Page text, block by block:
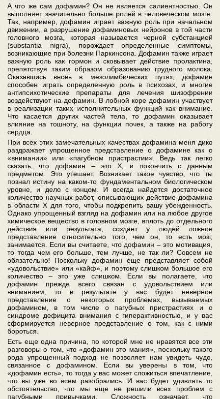
А что же сам дофамин? Он не является салиентностью. Он
выполняет значительно больше ролей в человеческом мозге.
Так, например, дофамин играет важную роль при начальном
движении, а разрушение дофаминовых нейронов в той части
головного мозга, которая называется черной субстанцией
(substantia nigra), порождает определенные симптомы,
возникающие при болезни Паркинсона. Дофамин также играет
важную роль как гормон и сковывает действие пролактина,
препятствуя таким образом образованию грудного молока.
Оказавшись вновь в мезолимбических путях, дофамин
способен играть определенную роль в психозах, и многие
антипсихотические препараты для лечения шизофрении
воздействуют на дофамин. В лобной коре дофамин участвует
в реализации таких исполнительных функций как внимание.
Что касается других частей тела, то дофамин оказывает
влияние на тошноту, на функции почек, а также на работу
сердца.
При всех этих замечательных качествах дофамина меня дико
раздражает упрощенное представление о дофамине как о
«внимании» или «пагубном пристрастии». Ведь так легко
сказать, что дофамин – это X, и покончить с данным
предметом. Это утешает. Возникает такое чувство, что ты
познал истину на каком-то фундаментальном биологическом
уровне, и дело с концом. И всегда найдется достаточное
количество научных работ, описывающих действие дофамина
в области X для того, чтобы подкрепить вашу убежденность.
Однако упрощенный взгляд на дофамин или на любое другое
химическое вещество в головном мозге, вплоть до отдельного
действия или результата, создает у людей ложное
представление относительно того, чем он, то есть мозг,
занимается. Если вы считаете, что дофамин – это мотивация,
то тогда чем его больше, тем лучше, не так ли? Совсем не
обязательно! Поскольку дофамин еще представляет собой
«удовольствие» или «кайф», и поэтому слишком большое его
количество – это уже слишком. Если вы полагаете, что
дофамин прежде всего связан с удовольствием или
вниманием, то в результате у вас будет неверное
представление о некоторых проблемах, вызываемых
дофамином, в том числе о пагубных пристрастиях и о
синдроме дефицита внимания с гиперактивностью, и у вас
сформируется неверное представление о том, как с ними
бороться.
Есть еще одна причина, по которой мне не нравятся все эти
разговоры о том, что «дофамин это мания», поскольку такого
рода упрощенный подход не позволяет нам увидеть чудо,
связанное с дофамином. Если вы уверены в том, что
«дофамин есть», то тогда у вас может сложиться впечатление,
что вы уже во всем разобрались. И вас будет удивлять то
обстоятельство, что мы еще не решили всех проблем с
пагубными привычками. Сложность означает, что